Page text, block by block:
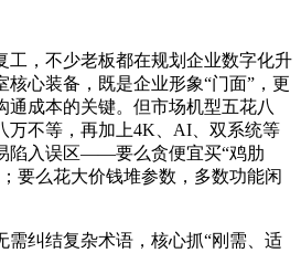
工，不少老板都在规划企业数字化升
核心装备，既是企业形象“门面”，更
通成本的关键。但市场机型五花八
万不等，再加上4K、AI、双系统等
陷入误区——要么贪便宜买“鸡肋
要么花大价钱堆参数，多数功能闲
需纠结复杂术语，核心抓“刚需、适